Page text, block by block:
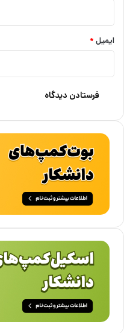
ایمیل *